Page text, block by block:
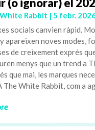
(o ignorar) el
Rabbit | 5 febr.
socials canvien ràpid.
apareixen noves modes,
de creixement exprés
menys que un trend a
que mai, les marques
The White Rabbit, com a